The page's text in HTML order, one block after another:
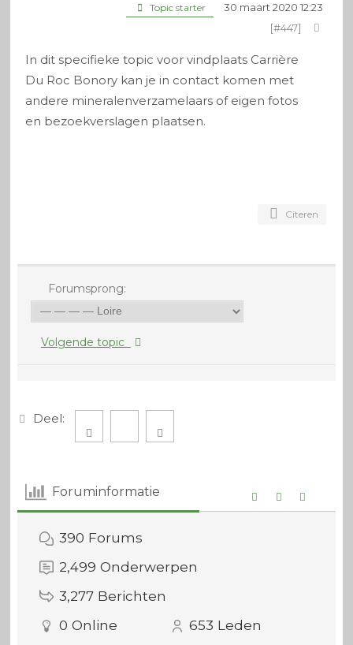
Topic starter
30 maart 2020 12:23
[#447]
In dit specifieke topic voor vindplaats Carrière
Du Roc Bonory kan je in contact komen met
andere mineralenverzamelaars of eigen fotos
en bezoekverslagen plaatsen.
Citeren
Forumsprong:
Volgende topic
Deel:
Foruminformatie
390 Forums
2,499 Onderwerpen
3,277 Berichten
0 Online 653 Leden